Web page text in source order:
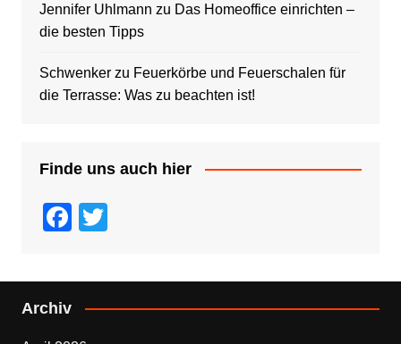
Jennifer Uhlmann zu Das Homeoffice einrichten –
die besten Tipps
Schwenkerzu Feuerkörbe und Feuerschalen für
die Terrasse: Was zu beachten ist!
Finde uns auch hier
F
c
e
tt
er
Archiv